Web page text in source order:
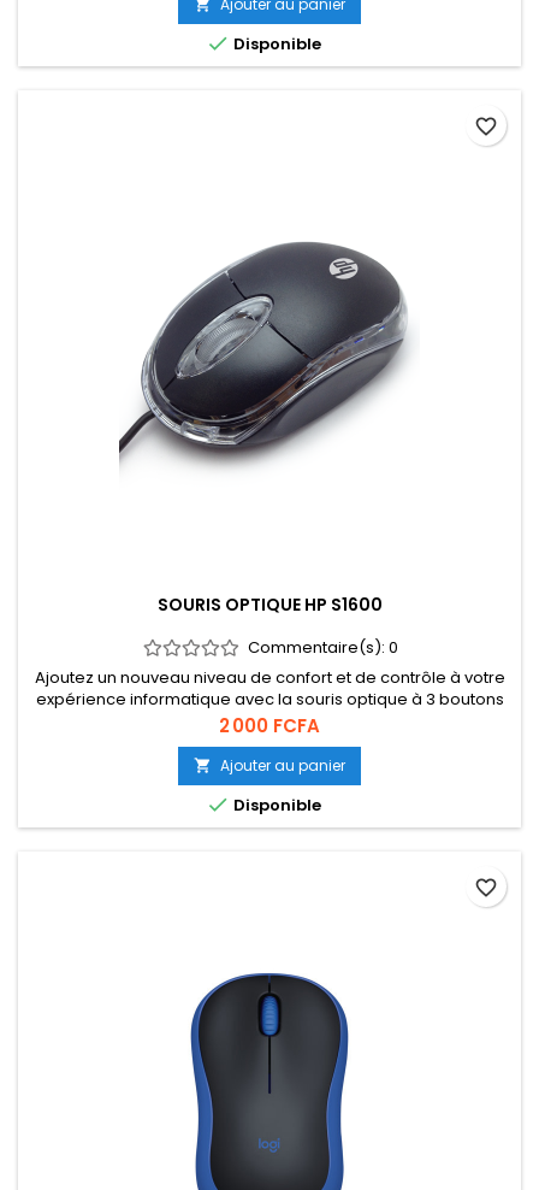

 Disponible
SOURIS OPTIQUE HP S1600
Commentaire(s): 0
Ajoutez un nouveau niveau de confort et de contrôle à votre
expérience informatique avec la souris optique à 3 boutons
de HP
Prix
2 000 FCFA
 Ajouter au panier
 Disponible
favorite_border
favorite_border